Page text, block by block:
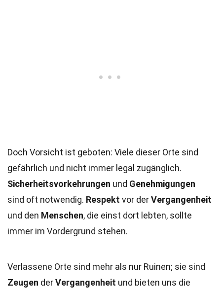
Doch Vorsicht ist geboten: Viele dieser Orte sind
gefährlich und nicht immer legal zugänglich.
Sicherheitsvorkehrungen und Genehmigungen
sind oft notwendig. Respekt vor derVergangenheit
und den Menschen, die einst dort lebten, sollte
immer im Vordergrund stehen.
Verlassene Orte sind mehr als nur Ruinen; sie sind
Zeugen derVergangenheit und bieten uns die